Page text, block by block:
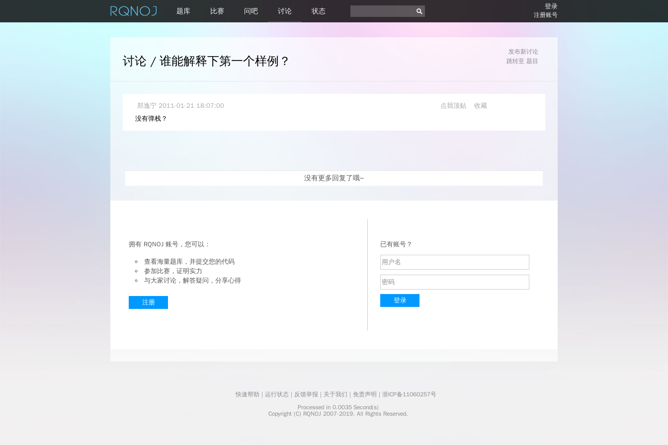
题库 比赛 问吧 讨论 状态
登录
注册账号
讨论 / 谁能解释下第一个样例？
发布新讨论
跳转至 题目
郑逸宁 2011-01-21 18:07:00 点我顶贴
收藏
没有弹栈？
没有更多回复了哦~
拥有 RQNOJ 账号，您可以：
查看海量题库，并提交您的代码
参加比赛，证明实力
与大家讨论，解答疑问，分享心得
注册
已有账号？
登录
快速帮助 | 运行状态 | 反馈举报 | 关于我们 | 免责声明 | 浙ICP备11060257号